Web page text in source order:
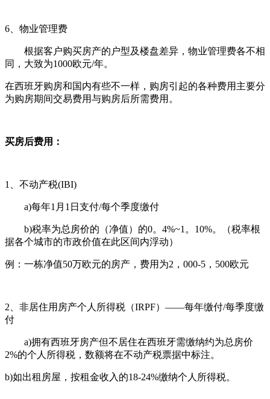
6、物业管理费
根据客户购买房产的户型及楼盘差异，物业管理费各不相
同，大致为1000欧元/年。
在西班牙购房和国内有些不一样，购房引起的各种费用主要分
为购房期间交易费用与购房后所需费用。
买房后费用：
1、不动产税(IBI)
a)每年1月1日支付/每个季度缴付
b)税率为总房价的（净值）的0。4%~1。10%。（税率根
据各个城市的市政价值在此区间内浮动）
例：一栋净值50万欧元的房产，费用为2，000-5，500欧元
2、非居住用房产个人所得税（IRPF）——每年缴付/每季度缴
付
a)拥有西班牙房产但不居住在西班牙需缴纳约为总房价
2%的个人所得税，数额将在不动产税票据中标注。
b)如出租房屋，按租金收入的18-24%缴纳个人所得税。